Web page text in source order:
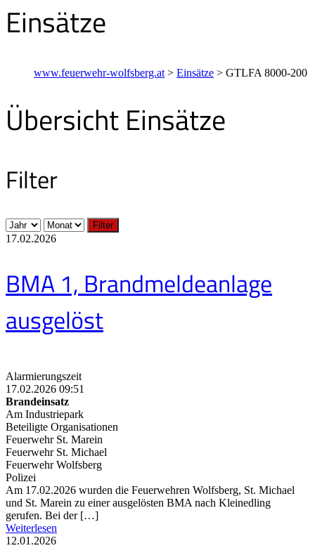
Einsätze
www.feuerwehr-wolfsberg.at > Einsätze > GTLFA 8000-200
Übersicht Einsätze
Filter
Filter
17.02.2026
BMA 1, Brandmeldeanlage
ausgelöst
Alarmierungszeit
17.02.2026 09:51
Brandeinsatz
Am Industriepark
Beteiligte Organisationen
Feuerwehr St. Marein
Feuerwehr St. Michael
Feuerwehr Wolfsberg
Polizei
Am 17.02.2026 wurden die Feuerwehren Wolfsberg, St. Michael
und St. Marein zu einer ausgelösten BMA nach Kleinedling
gerufen. Bei der […]
Weiterlesen
12.01.2026